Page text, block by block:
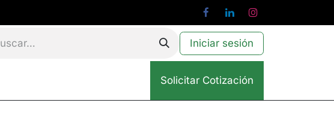
Iniciar sesión
Solicitar Cotización